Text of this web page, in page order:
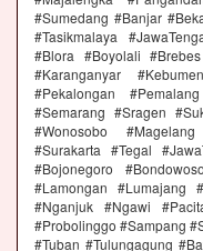
#Sumedang #Banjar
#Tasikmalaya
#Blora #Boyolali
#Karanganyar
#Pekalongan
#Semarang #Sragen
#Wonosobo
#Surakarta #Tegal
#Bojonegoro
#Lamongan #Lumajang
#Nganjuk #Ngawi
#Probolinggo #Sampang
#Tuban #Tulungagung